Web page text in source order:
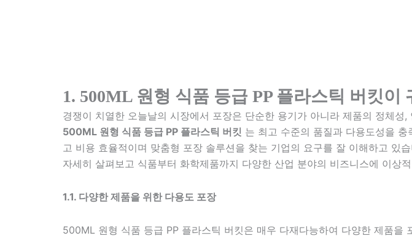
1. 500ML 원형 식품 등급 PP 플라스틱 버킷이
경쟁이 치열한 오늘날의 시장에서 포장은 단순한 용기가 아니라 제품의 정체성
500ML 원형 식품 등급 PP 플라스틱 버킷 는 최고 수준의 품질과 다용도성을
고 비용 효율적이며 맞춤형 포장 솔루션을 찾는 기업의 요구를 잘 이해하고 있
자세히 살펴보고 식품부터 화학제품까지 다양한 산업 분야의 비즈니스에 이상
1.1. 다양한 제품을 위한 다용도 포장
500ML 원형 식품 등급 PP 플라스틱 버킷은 매우 다재다능하여 다양한 제품